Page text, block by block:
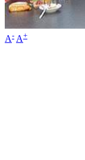
A- A+